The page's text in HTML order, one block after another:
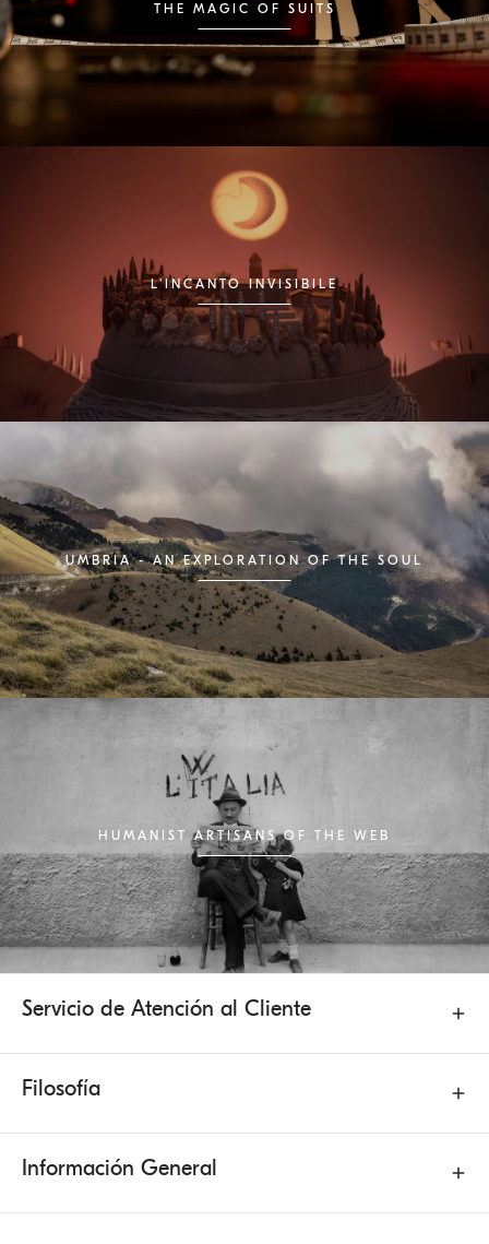
THE MAGIC OF SUITS
L'INCANTO INVISIBILE
UMBRIA - AN EXPLORATION OF THE SOUL
HUMANIST ARTISANS OF THE WEB
Servicio de Atención al Cliente
Filosofía
Información General